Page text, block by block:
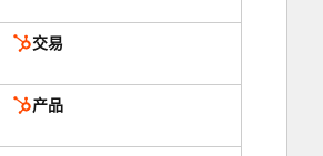
交易
产品